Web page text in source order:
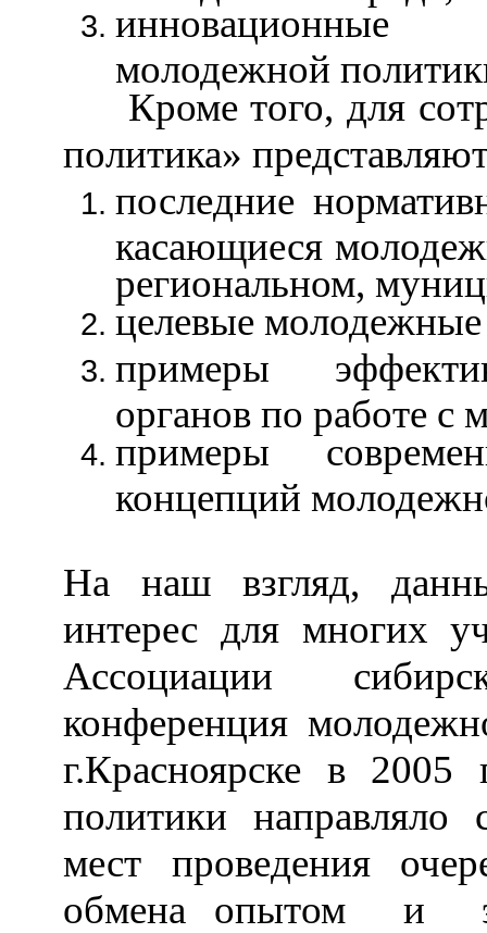
инновационные
молодежной
Кроме того, для
политика»
последние
касающиеся
региональном,
целевые
примеры
органов по работе с
примеры
концепций
На наш взгляд,
интерес для многих
Ассоциации
конференция
г.Красноярске в 2005
политики
мест проведения
обмена опытом и